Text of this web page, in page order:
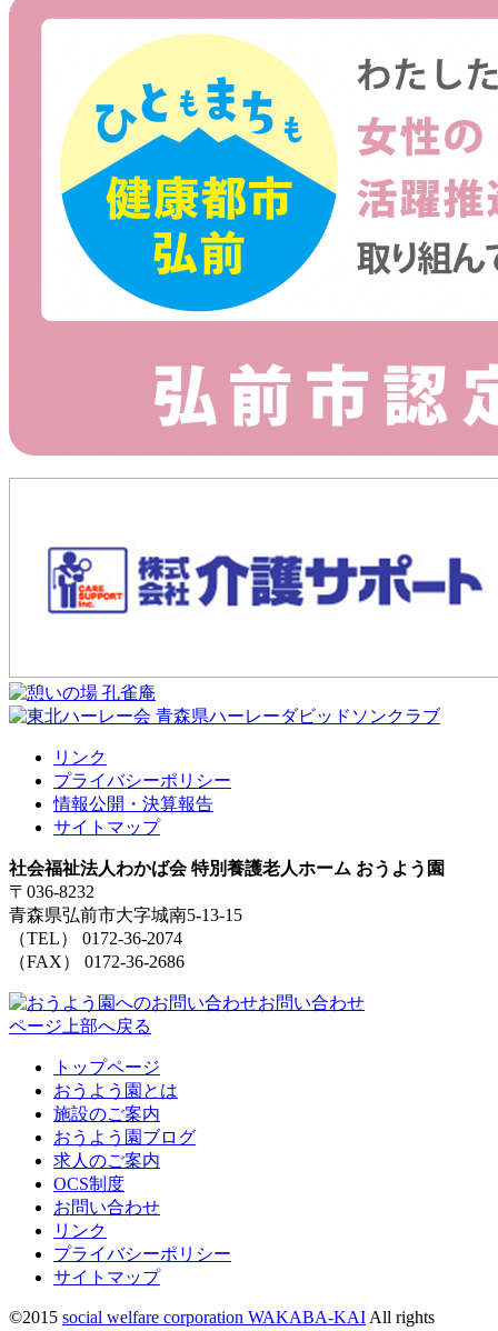
リンク
プライバシーポリシー
情報公開・決算報告
サイトマップ
社会福祉法人わかば会 特別養護老人ホーム おうよう園
〒036-8232
青森県弘前市大字城南5-13-15
（TEL） 0172-36-2074
（FAX） 0172-36-2686
お問い合わせ
ページ上部へ戻る
トップページ
おうよう園とは
施設のご案内
おうよう園ブログ
求人のご案内
OCS制度
お問い合わせ
リンク
プライバシーポリシー
サイトマップ
©2015 social welfare corporation WAKABA-KAI All rights